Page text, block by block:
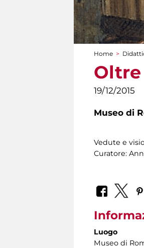
Tu sei
Home >
19/12/2015
Museo di
Vedute e
Curatore:
Luogo
Museo di